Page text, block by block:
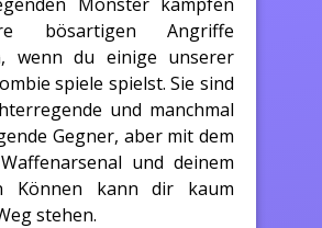
bösartigen Angriffe
wenn du einige unserer
spiele spielst. Sie sind
und manchmal
Gegner, aber mit dem
und deinem
Können kann dir kaum
stehen.